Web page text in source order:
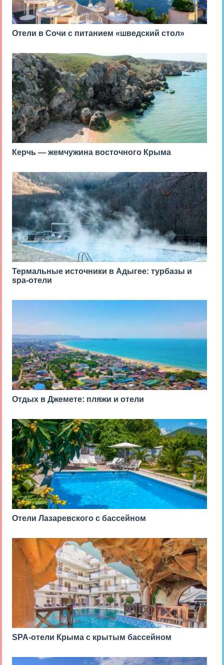
Отели в Сочи с питанием «шведский стол»
Керчь — жемчужина восточного Крыма
Термальные источники в Адыгее: турбазы и
spa-отели
Отдых в Джемете: пляжи и отели
Отели Лазаревского с бассейном
SPA-отели Крыма с крытым бассейном